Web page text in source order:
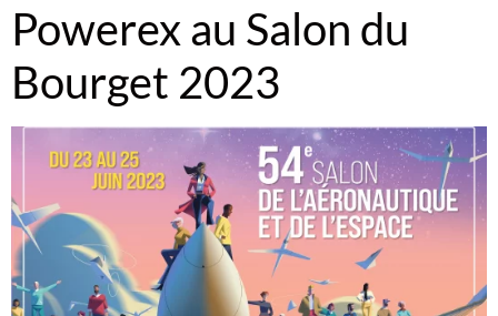
Powerex au Salon du
Bourget 2023